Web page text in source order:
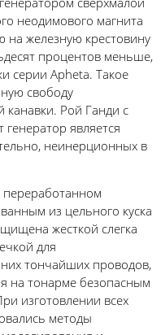
неодимового магнита
железную крестовину
процентов меньше,
серии Apheta. Такое
свободу
канавки. Рой Ганди с
является
неинерционных в
из цельного куска
жесткой слегка
для
тончайших проводов,
на тонарме безопасным
изготовлении всех
методы